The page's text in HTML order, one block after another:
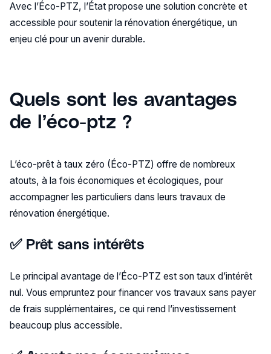
Avec l’Éco-PTZ, l’État propose une solution concrète et
accessible pour soutenir la rénovation énergétique, un
enjeu clé pour un avenir durable.
Quels sont les avantages
de l’éco-ptz ?
L’éco-prêt à taux zéro (Éco-PTZ) offre de nombreux
atouts, à la fois économiques et écologiques, pour
accompagner les particuliers dans leurs travaux de
rénovation énergétique.
✅ Prêt sans intérêts
Le principal avantage de l’Éco-PTZ est son taux d’intérêt
nul. Vous empruntez pour financer vos travaux sans payer
de frais supplémentaires, ce qui rend l’investissement
beaucoup plus accessible.